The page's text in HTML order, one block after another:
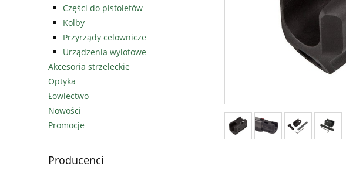
Części do pistoletów
Kolby
Przyrządy celownicze
Urządzenia wylotowe
Akcesoria strzeleckie
Optyka
Łowiectwo
Nowości
Promocje
Producenci